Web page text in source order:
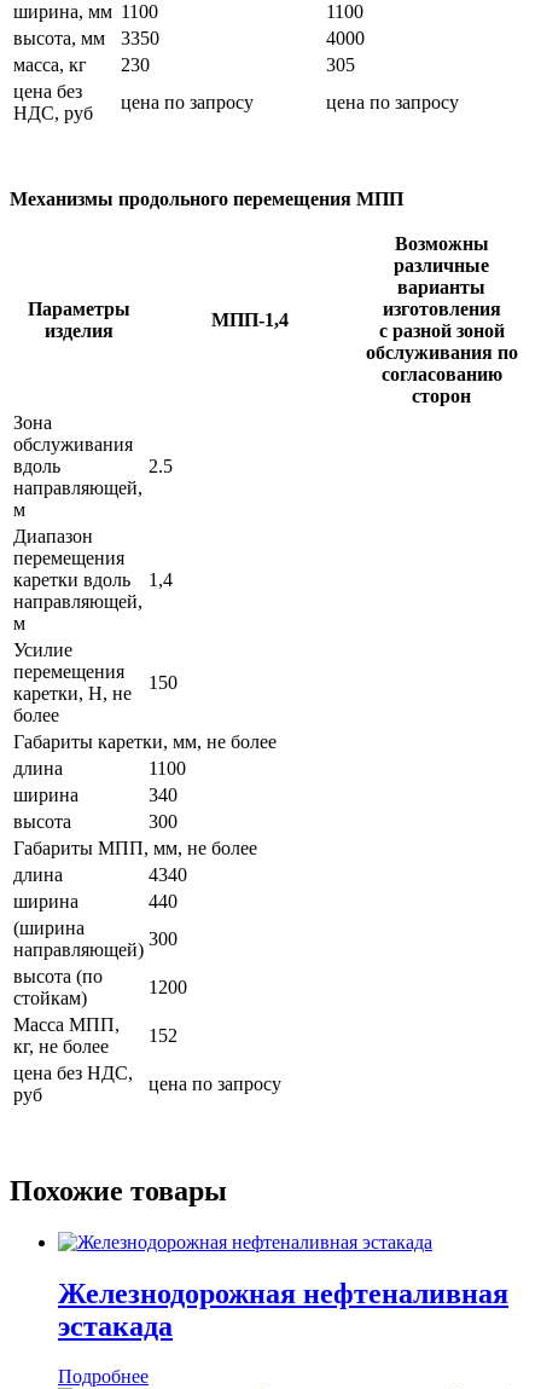
ширина, мм 1100
1100
высота, мм
3350
4000
масса, кг
230
305
цена без
НДС, руб
цена по запросу цена по запросу
Механизмы продольного перемещения МПП
Параметры
изделия
МПП-1,4
Возможны
различные
варианты
изготовления
с разной зоной
обслуживания по
согласованию
сторон
Зона
обслуживания
вдоль
направляющей,
м
2.5
Диапазон
перемещения
каретки вдоль
направляющей,
м
1,4
Усилие
перемещения
каретки, Н, не
более
150
Габариты каретки, мм, не более
длина
1100
ширина
340
высота
300
Габариты МПП, мм, не более
длина
4340
ширина
440
(ширина
направляющей)
300
высота (по
стойкам)
1200
Масса МПП,
кг, не более
152
цена без НДС,
руб
цена по запросу
Похожие товары
Железнодорожная нефтеналивная
эстакада
Подробнее